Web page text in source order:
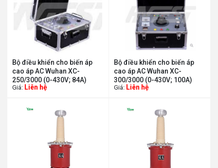
Bộ điều khiển cho biến áp
cao áp AC Wuhan XC-
250/3000 (0-430V; 84A)
Giá: Liên hệ
Bộ điều khiển cho biến áp
cao áp AC Wuhan XC-
300/3000 (0-430V; 100A)
Giá: Liên hệ